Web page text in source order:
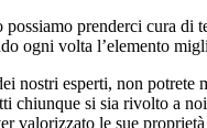
possiamo prenderci cura di
ogni volta l’elemento
nostri esperti, non potrete
chiunque si sia rivolto a
valorizzato le sue